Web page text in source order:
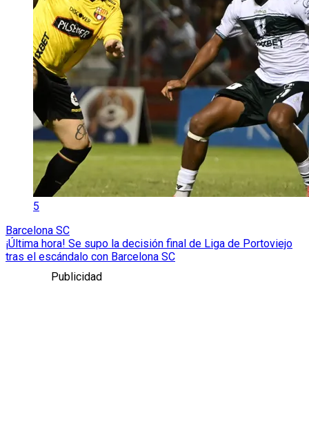
5
Barcelona SC
¡Última hora! Se supo la decisión final de Liga de Portoviejo
tras el escándalo con Barcelona SC
Publicidad